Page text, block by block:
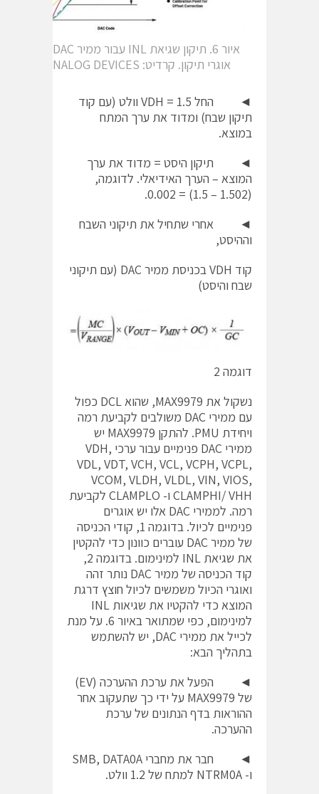
אוגרי תיקון. קרדיט: ANALOG DEVICES
◄ החל VDH = 1.5 וולט (עם קוד
תיקון שבח) ומדוד את ערך המתח
במוצא.
◄ תיקון היסט = מדוד את ערך
המוצא – הערך האידיאלי. לדוגמה,
(1.502 – 1.5) = 0.002.
◄ אחרי שתחיל את תיקוני השבח
וההיסט,
קוד VDH בכניסת ממיר DAC (עם תיקוני
שבח והיסט)
דוגמה 2
נשקול את MAX9979, שהוא DCL כפול
עם ממירי DAC משולבים לקביעת רמה
ויחידת PMU. להתקן MAX9979 יש
ממירי DAC פנימיים עבור ערכי VDH,
VDL, VDT, VCH, VCL, VCPH, VCPL,
VCOM, VLDH, VLDL, VIN, VIOS,
CLAMPHI/ VHH ו- CLAMPLO לקביעת
רמה. לממירי DAC אלו יש אוגרים
פנימיים לכיול. בדוגמה 1, קודי הכניסה
של ממיר DAC עוברים כוונון כדי להקטין
את שגיאת INL למינימום. בדוגמה 2,
קוד הכניסה של ממיר DAC נותר זהה
ואוגרי הכיול משמשים לכיול חוצץ דרגת
המוצא כדי להקטיו את שגיאות INL
למינימום, כפי שמתואר באיור 6. על מנת
לכייל את ממירי DAC, יש להשתמש
בתהליך הבא:
◄ הפעל את ערכת ההערכה (EV)
של MAX9979 על ידי כך שתעקוב אחר
ההוראות בדף הנתונים של ערכת
ההערכה.
◄ חבר את מחברי SMB, DATA0A
ו- NTRM0A למתח של 1.2 וולט.